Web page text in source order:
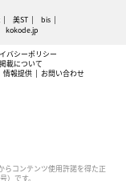
美ST
bis
kokode.jp
バシーポリシー
載について
情報提供 お問い合わせ
らコンテンツ使用許諾を得た正
）です。